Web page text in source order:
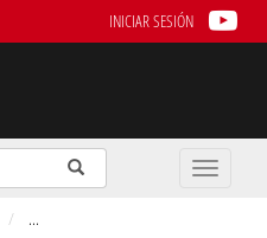
INICIAR SESIÓN
Enviar
Buscar
Toggle
...